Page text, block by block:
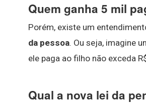
Quem ganha 5 mil
Porém, existe um
da pessoa. Ou seja, imagine
ele paga ao filho não exceda
Qual a nova lei da